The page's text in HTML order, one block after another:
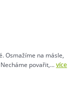
Osmažíme na másle,
povařit,...více